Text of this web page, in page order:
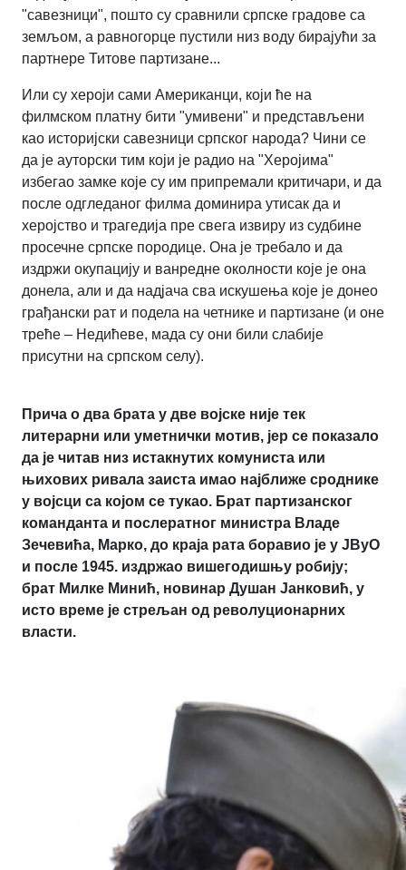
"савезници", пошто су сравнили српске градове са
земљом, а равногорце пустили низ воду бирајући за
партнере Титове партизане...
Или су хероји сами Американци, који ће на
филмском платну бити "умивени" и представљени
као историјски савезници српског народа? Чини се
да је ауторски тим који је радио на "Херојима"
избегао замке које су им припремали критичари, и да
после одгледаног филма доминира утисак да и
херојство и трагедија пре свега извиру из судбине
просечне српске породице. Она је требало и да
издржи окупацију и ванредне околности које је она
донела, али и да надјача сва искушења које је донео
грађански рат и подела на четнике и партизане (и оне
треће – Недићеве, мада су они били слабије
присутни на српском селу).
Прича о два брата у две војске није тек
литерарни или уметнички мотив, јер се показало
да је читав низ истакнутих комуниста или
њихових ривала заиста имао најближе сроднике
у војсци са којом се тукао. Брат партизанског
команданта и послератног министра Владе
Зечевића, Марко, до краја рата боравио је у ЈВуО
и после 1945. издржао вишегодишњу робију;
брат Милке Минић, новинар Душан Јанковић, у
исто време је стрељан од револуционарних
власти.